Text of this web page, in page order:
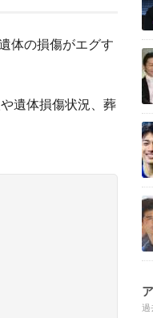
体の損傷がエグす
遺体損傷状況、葬
過